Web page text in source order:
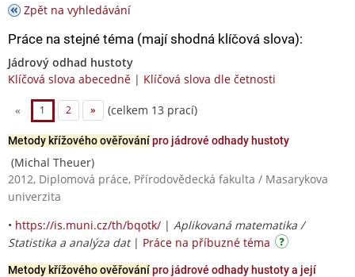
Zpět na vyhledávání
Práce na stejné téma (mají shodná klíčová slova):
Jádrový odhad hustoty
Klíčová slova abecedně | Klíčová slova dle četnosti
« 1 2 » (celkem 13 prací)
Metody křížového ověřovánípro jádrové odhady hustoty
(Michal Theuer)
2012, Diplomová práce, Přírodovědecká fakulta / Masarykova
univerzita
• https://is.muni.cz/th/bqotk/ | Aplikovaná matematika /
Statistika a analýza dat| Práce na příbuzné téma
Metody křížového ověřovánípro jádrové odhady hustoty a její